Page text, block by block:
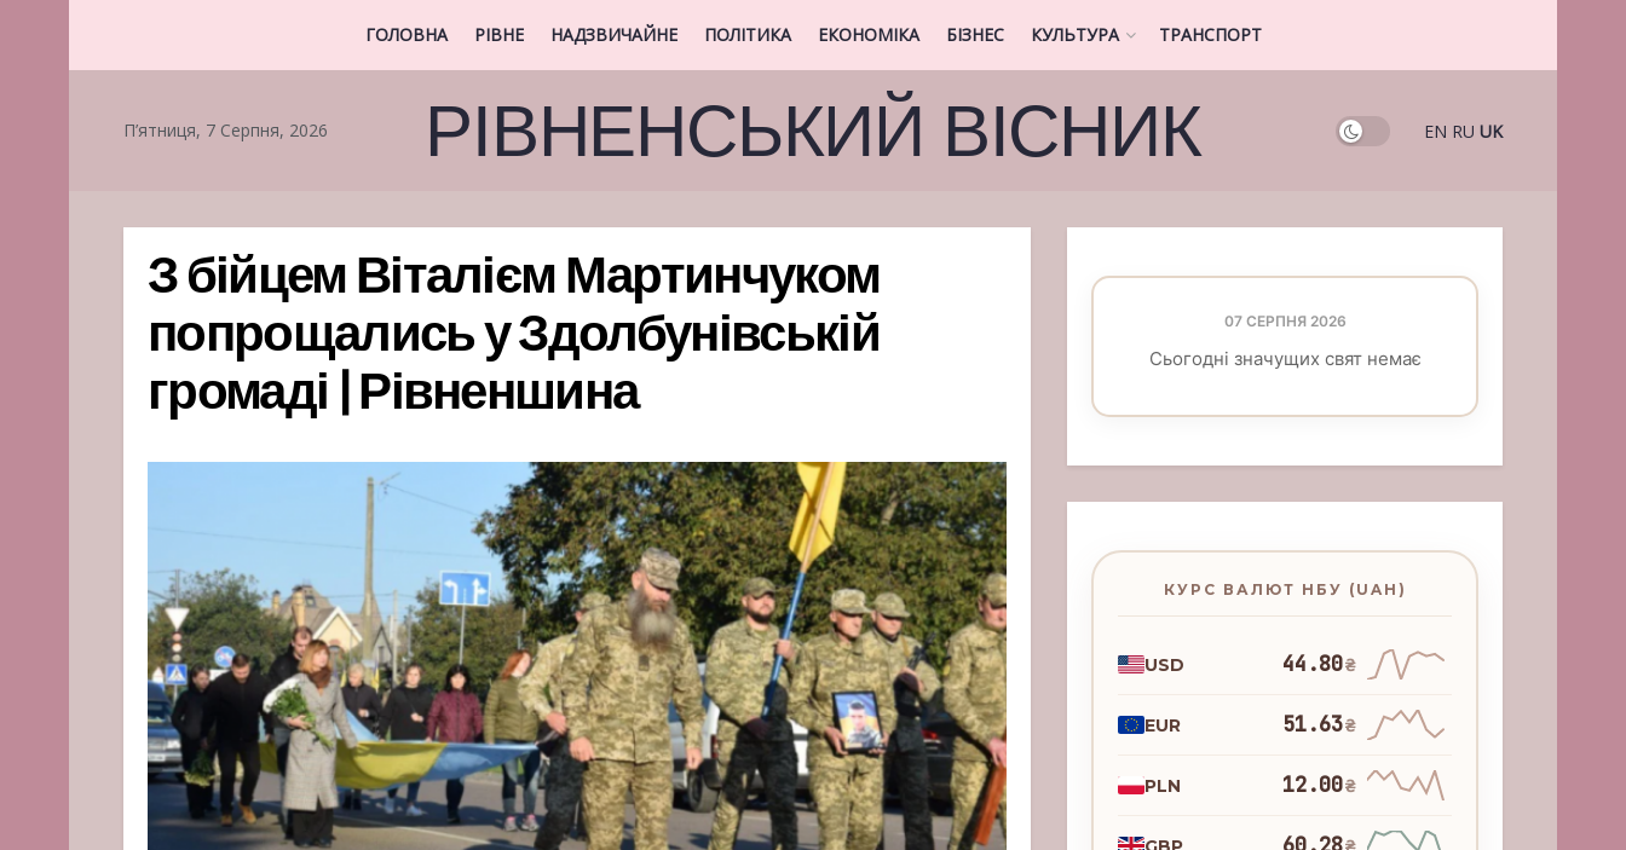
ГОЛОВНА РІВНЕ НАДЗВИЧАЙНЕ ПОЛІТИКА ЕКОНОМІКА БІЗНЕС КУЛЬТУРА ТРАНСПОРТ
П’ятниця, 7 Серпня, 2026 РІВНЕНСЬКИЙ ВІСНИК EN RU UK
З бійцем Віталієм Мартинчуком
попрощались у Здолбунівській
громаді | Рівненшина
07 СЕРПНЯ 2026
Сьогодні значущих свят немає
КУРС ВАЛЮТ НБУ (UAH)
USD 44.80₴
EUR 51.63₴
PLN 12.00₴